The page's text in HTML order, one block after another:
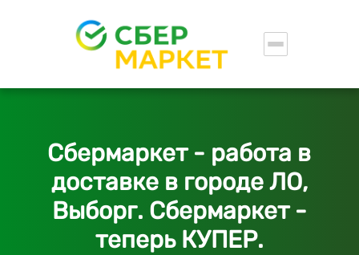
Сбермаркет - работа в
доставке в городе ЛО,
Выборг. Сбермаркет -
теперь КУПЕР.